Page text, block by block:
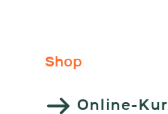
Shop
Online-